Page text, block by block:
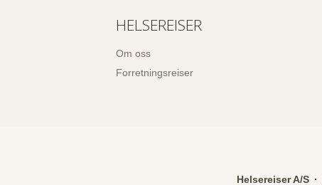
HELSEREISER
Om oss
Forretningsreiser
Helsereiser A/S